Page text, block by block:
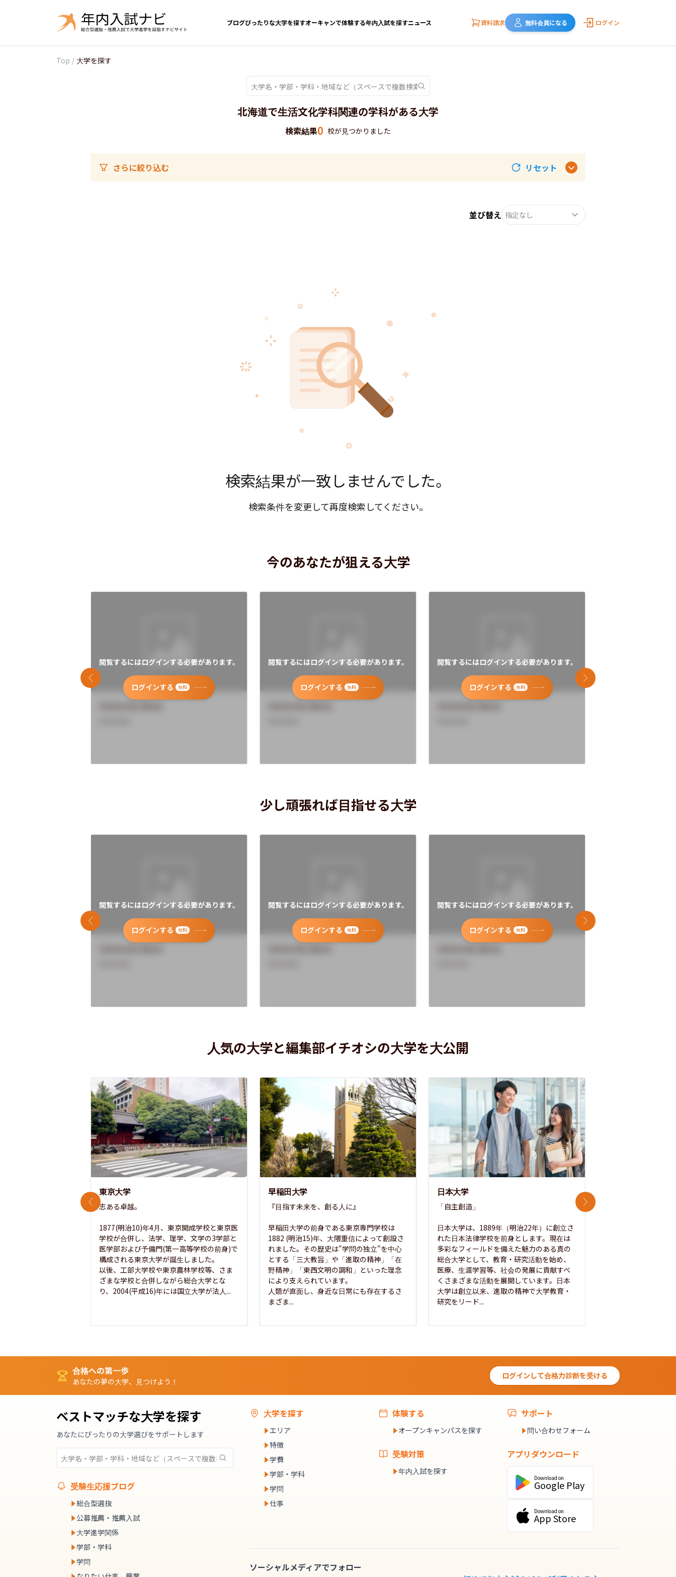
ブログぴったりな大学を探すオーキャンで体験する年内入試を探すニュース 資料請求 無料会員になる ログイン
Top / 大学を探す
北海道で生活文化学科関連の学科がある大学
検索結果0 校が見つかりました
さらに絞り込む リセット
並び替え 指定なし
検索結果が一致しませんでした。
検索条件を変更して再度検索してください。
今のあなたが狙える大学
閲覧するにはログインする必要があります。
ログインする 無料
閲覧するにはログインする必要があります。
ログインする 無料
閲覧するにはログインする必要があります。
ログインする 無料
前のスライド 次のスライド
少し頑張れば目指せる大学
閲覧するにはログインする必要があります。
ログインする 無料
閲覧するにはログインする必要があります。
ログインする 無料
閲覧するにはログインする必要があります。
ログインする 無料
前のスライド 次のスライド
人気の大学と編集部イチオシの大学を大公開
東京大学
志ある卓越。
1877(明治10)年4月、東京開成学校と東京医
学校が合併し、法学、理学、文学の3学部と
医学部および予備門(第一高等学校の前身)で
構成される東京大学が誕生しました。
以後、工部大学校や東京農林学校等、さま
ざまな学校と合併しながら総合大学とな
り、2004(平成16)年には国立大学が法人...
早稲田大学
『目指す未来を、創る人に』
早稲田大学の前身である東京専門学校は
1882 (明治15)年、大隈重信によって創設さ
れました。その歴史は"学問の独立"を中心
とする「三大教旨」や「進取の精神」「在
野精神」「東西文明の調和」といった理念
により支えられています。
人類が直面し、身近な日常にも存在するさ
まざま...
日本大学
「自主創造」
日本大学は、1889年（明治22年）に創立さ
れた日本法律学校を前身とします。現在は
多彩なフィールドを備えた魅力のある真の
総合大学として、教育・研究活動を始め、
医療、生涯学習等、社会の発展に貢献すべ
くさまざまな活動を展開しています。日本
大学は創立以来、進取の精神で大学教育・
研究をリード...
前のスライド 次のスライド
合格への第一歩
あなたの夢の大学、見つけよう！
ログインして合格力診断を受ける
ベストマッチな大学を探す
あなたにぴったりの大学選びをサポートします
受験生応援ブログ
総合型選抜
公募推薦・推薦入試
大学進学関係
学部・学科
学問
大学を探す
エリア
特徴
学費
学部・学科
学問
仕事
体験する
オープンキャンパスを探す
受験対策
年内入試を探す
サポート
問い合わせフォーム
アプリダウンロード
Download on
Google Play
Download on
App Store
ソーシャルメディアでフォロー